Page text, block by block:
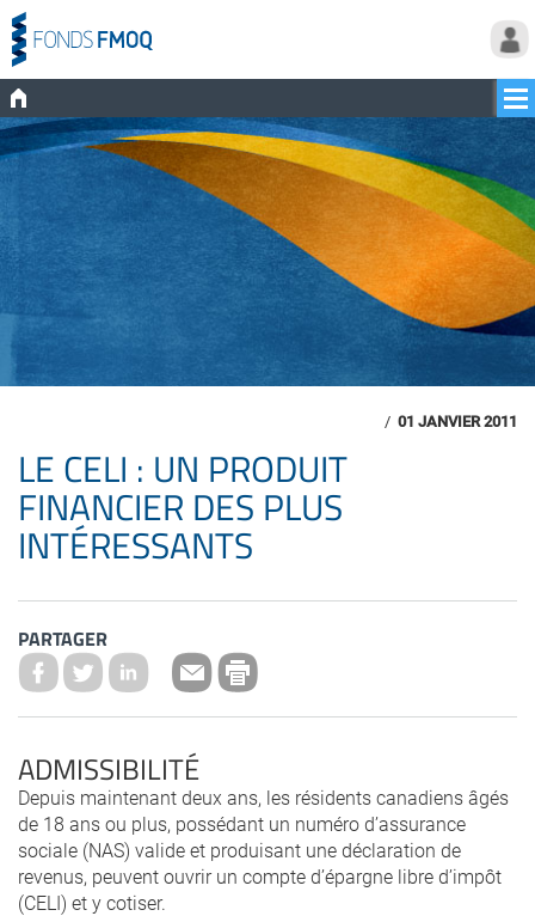
/ 01 JANVIER 2011
LE CELI : UN PRODUIT
FINANCIER DES PLUS
INTÉRESSANTS
PARTAGER
ADMISSIBILITÉ
Depuis maintenant deux ans, les résidents canadiens âgés
de 18 ans ou plus, possédant un numéro d’assurance
sociale (NAS) valide et produisant une déclaration de
revenus, peuvent ouvrir un compte d’épargne libre d’impôt
(CELI) et y cotiser.